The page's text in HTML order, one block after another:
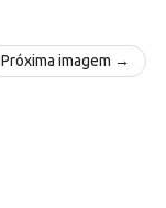
Próxima imagem →